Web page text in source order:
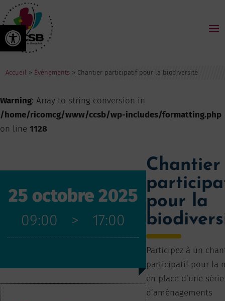
Ouvrir la barre d’outils
Accueil » Événements » Chantier participatif pour la biodiversité
Warning: Array to string conversion in
/home/ricomcg/www/ccsb/wp-includes/formatting.php
on line 1128
25 octobre 2025
09:00 > 17:00
Chantier
pour la
Participez à un
participatif pour la
en place d’une série
d’aménagements